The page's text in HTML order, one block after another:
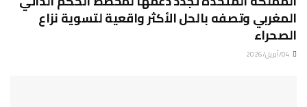
المغربي وتصفه بالحل الأكثر واقعية لتسوية نزاع
الصحراء